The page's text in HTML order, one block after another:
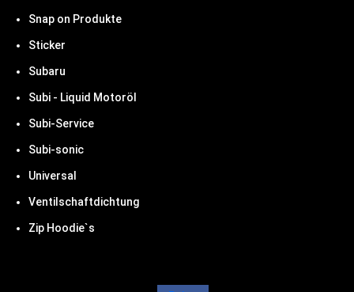
Snap on Produkte
Sticker
Subaru
Subi - Liquid Motoröl
Subi-Service
Subi-sonic
Universal
Ventilschaftdichtung
Zip Hoodie`s